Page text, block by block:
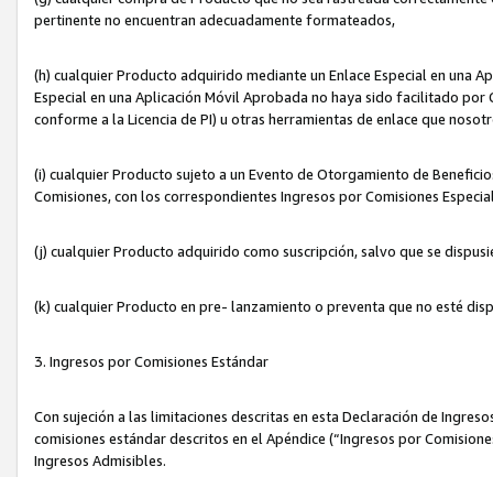
pertinente no encuentran adecuadamente formateados,
(h) cualquier Producto adquirido mediante un Enlace Especial en una
Especial en una Aplicación Móvil Aprobada no haya sido facilitado
conforme a la Licencia de PI) u otras herramientas de enlace que
(i) cualquier Producto sujeto a un Evento de Otorgamiento de
Comisiones, con los correspondientes Ingresos por Comisiones
(j) cualquier Producto adquirido como suscripción, salvo que se
(k) cualquier Producto en pre- lanzamiento o preventa que no esté
3. Ingresos por Comisiones Estándar
Con sujeción a las limitaciones descritas en esta Declaración de
comisiones estándar descritos en el Apéndice (“Ingresos por
Ingresos Admisibles.